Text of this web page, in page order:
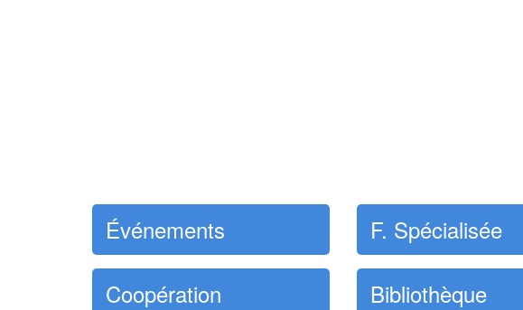
Événements
Coopération
F. Spécialisée
Bibliothèque